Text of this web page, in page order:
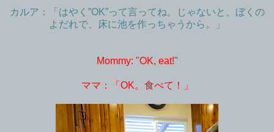
カルア：「はやく”OK”って言ってね。じゃないと、ぼくの
よだれで、床に池を作っちゃうから。」
Mommy: "OK, eat!"
ママ：「OK。食べて！」